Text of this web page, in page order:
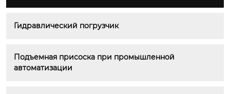
Гидравлический погрузчик
Подъемная присоска при промышленной
автоматизации